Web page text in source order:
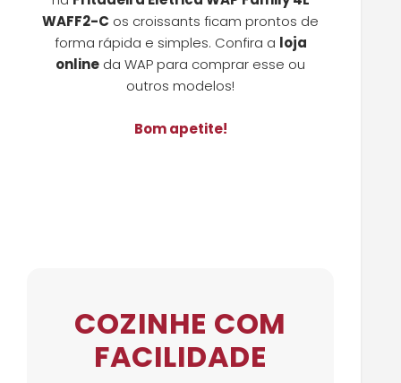
WAFF2-C os croissants ficam prontos de
forma rápida e simples. Confira a loja
online da WAP para comprar esse ou
outros modelos!
Bom apetite!
COZINHE COM
FACILIDADE